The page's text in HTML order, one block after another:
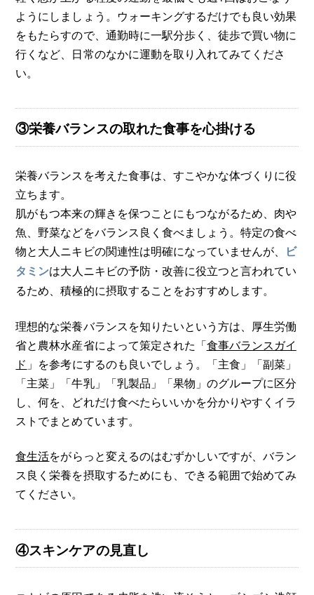
ようにしましょう。ウォーキングするだけでも良い効果
をもたらすので、通勤時に一駅分歩く、徒歩で買い物に
行くなど、日常のなかに運動を取り入れてみてくださ
い。
③栄養バランスの取れた食事を心掛ける
栄養バランスを考えた食事は、すこやかな体づくりに役
立ちます。
肌がもつ本来の輝きを保つことにもつながるため、肉や
魚、野菜などをバランス良く食べましょう。特定の食べ
物と大人ニキビの関連性は明確になっていませんが、
ビ
タミンは大人ニキビの予防・改善に役立つと言われてい
るため、積極的に摂取することをおすすめします。
理想的な栄養バランスを知りたいという方は、厚生労働
省と農林水産省によって策定された「食事バランスガイ
ド 」を参考にするのも良いでしょう。「主食」「副菜」
「主菜」「牛乳」「乳製品」「果物」のグループに区分
し、何を、どれだけ食べたらいいかを分かりやすくイラ
ストでまとめています。
食生活をがらっと変えるのはむずかしいですが、バラン
ス良く栄養を摂取するためにも、できる範囲で始めてみ
てください。
④スキンケアの見直し